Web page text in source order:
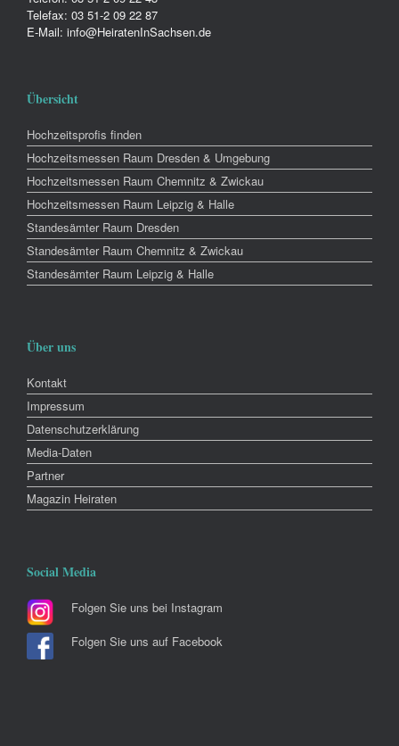
Telefax: 03 51-2 09 22 87
E-Mail: info@HeiratenInSachsen.de
Übersicht
Hochzeitsprofis finden
Hochzeitsmessen Raum Dresden & Umgebung
Hochzeitsmessen Raum Chemnitz & Zwickau
Hochzeitsmessen Raum Leipzig & Halle
Standesämter Raum Dresden
Standesämter Raum Chemnitz & Zwickau
Standesämter Raum Leipzig & Halle
Über uns
Kontakt
Impressum
Datenschutzerklärung
Media-Daten
Partner
Magazin Heiraten
Social Media
Folgen Sie uns bei Instagram
Folgen Sie uns auf Facebook